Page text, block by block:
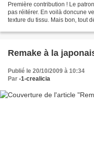
Première contribution ! Le
pas réitérer. En voilà doncune
texture du tissu. Mais bon, tout
Remake à la
Publié le 20/10/2009 à 10:34
Par -1-crealicia